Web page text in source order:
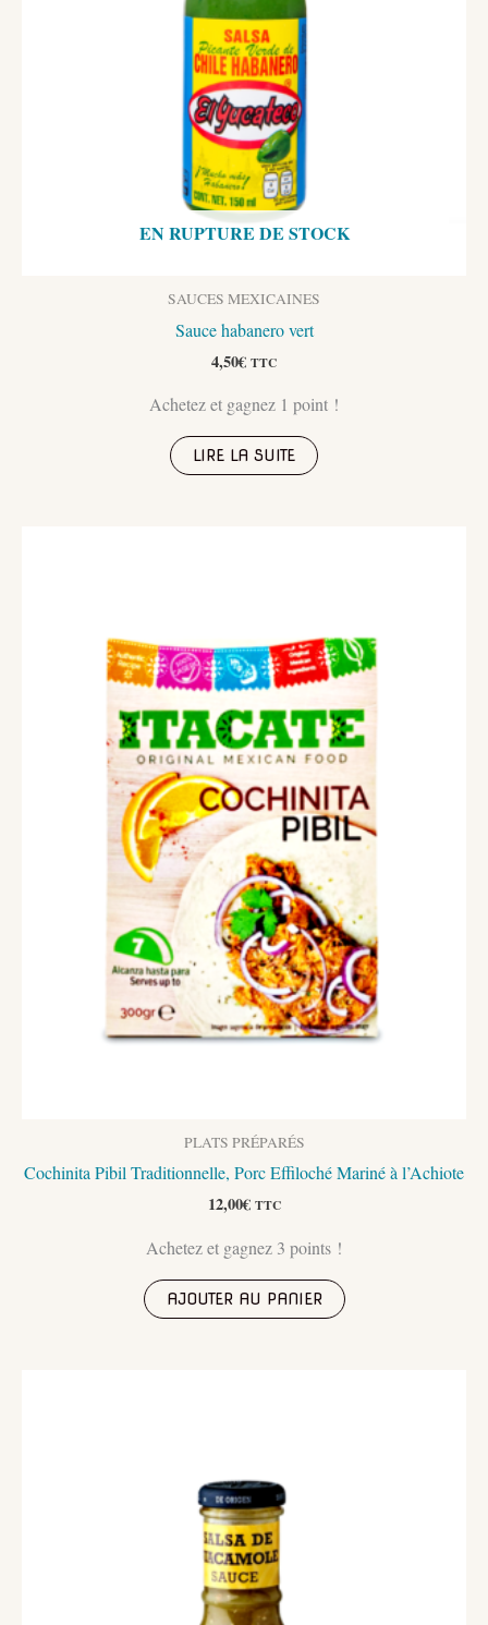
EN RUPTURE DE STOCK
SAUCES MEXICAINES
Sauce habanero vert
4,50€ TTC
Achetez et gagnez 1 point !
LIRE LA SUITE
PLATS PRÉPARÉS
Cochinita Pibil Traditionnelle, Porc Effiloché Mariné à l’Achiote
12,00€ TTC
Achetez et gagnez 3 points !
AJOUTER AU PANIER